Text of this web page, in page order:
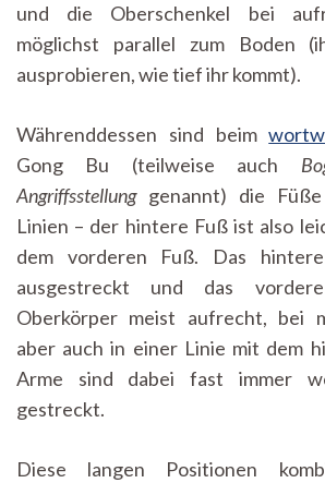
und die Oberschenkel bei
möglichst parallel zum Boden
ausprobieren, wie tief ihr kommt).
Währenddessen sind beim
Gong Bu (teilweise auch
Angriffsstellunggenannt) die
Linien – der hintere Fuß ist also
dem vorderen Fuß. Das
ausgestreckt und das
Oberkörper meist aufrecht, bei
aber auch in einer Linie mit dem
Arme sind dabei fast immer
gestreckt.
Diese langen Positionen